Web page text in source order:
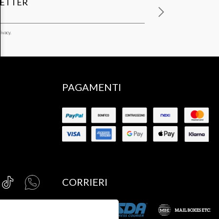
PAGAMENTI
CORRIERI